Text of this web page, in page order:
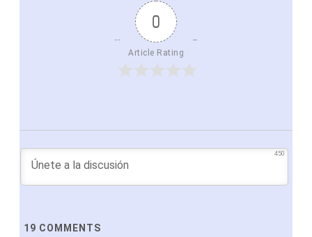
0
Article Rating
450
19 COMMENTS